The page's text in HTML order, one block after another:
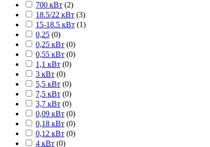
700 кВт (2)
18.5/22 кВт (3)
15-18.5 кВт (1)
0,25 (0)
0,25 кВт (0)
0,55 кВт (0)
1,1 кВт (0)
3 кВт (0)
5,5 кВт (0)
7,5 кВт (0)
3,7 кВт (0)
0,09 кВт (0)
0,18 кВт (0)
0,12 кВт (0)
4 кВт (0)